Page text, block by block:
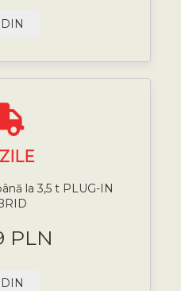
ZILE
la 3,5 t PLUG-IN
PLN